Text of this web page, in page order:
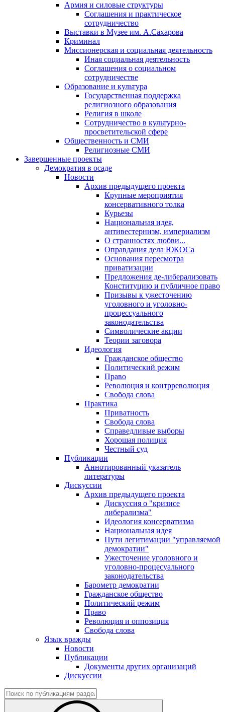
Армия и силовые структуры
Соглашения и практическое
сотрудничество
Выставки в Музее им. А.Сахарова
Криминал
Миссионерская и социальная деятельность
Иная социальная деятельность
Соглашения о социальном
сотрудничестве
Образование и культура
Государственная поддержка
религиозного образования
Религия в школе
Сотрудничество в культурно-
просветительской сфере
Общественность и СМИ
Религиозные СМИ
Завершенные проекты
Демократия в осаде
Новости
Архив предыдущего проекта
Крупные мероприятия
консервативного толка
Курьезы
Национальная идея,
антивестернизм, империализм
О странностях любви...
Оправдания дела ЮКОСа
Основания пересмотра
приватизации
Предложения де-либерализовать
Конституцию и публичное право
Призывы к ужесточению
уголовного и уголовно-
процессуального
законодательства
Символические акции
Теории заговора
Идеология
Гражданское общество
Политический режим
Право
Революция и контрреволюция
Свобода слова
Практика
Приватность
Свобода слова
Справедливые выборы
Хорошая полиция
Честный суд
Публикации
Аннотированный указатель
литературы
Дискуссии
Архив предыдущего проекта
Дискуссия о "кризисе
либерализма"
Идеология консерватизма
Национальная идея
Пути легитимации "управляемой
демократии"
Ужесточение уголовного и
уголовно-процесуального
законодательства
Барометр демократии
Гражданское общество
Политический режим
Право
Революция и оппозиция
Свобода слова
Язык вражды
Новости
Публикации
Документы других организаций
Дискуссии